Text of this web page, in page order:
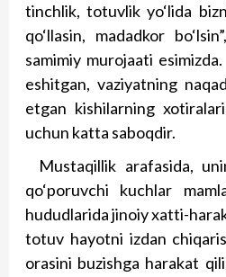
tinchlik, totuvlik yo‘lida
qo‘llasin, madadkor
samimiy murojaati
eshitgan, vaziyatning
etgan kishilarning
uchun katta saboqdir.
Mustaqillik arafasida,
qo‘poruvchi kuchlar
hududlarida jinoiy xatti-
totuv hayotni izdan
orasini buzishga harakat